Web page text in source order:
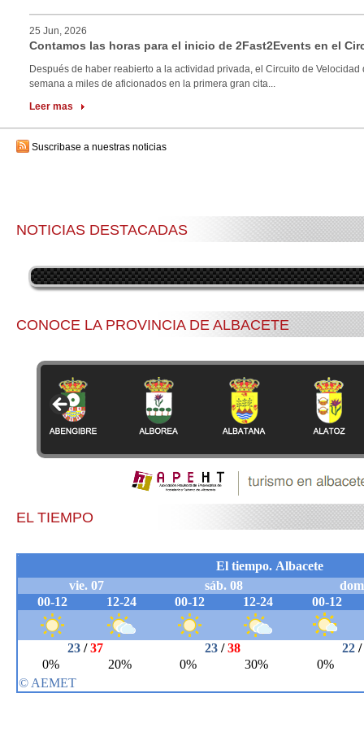
25 Jun, 2026
Contamos las horas para el inicio de 2Fast2Events en el
Después de haber reabierto a la actividad privada, el Circuito de Velocidad
semana a miles de aficionados en la primera gran cita...
Leer mas
Suscribase a nuestras noticias
NOTICIAS DESTACADAS
CONOCE LA PROVINCIA DE ALBACETE
EL TIEMPO